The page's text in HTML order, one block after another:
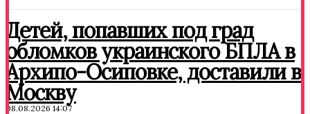
Детей, попавших под град
обломков украинского БПЛА в
Архипо-Осиповке, доставили в
Москву
08.08.2026 14:07